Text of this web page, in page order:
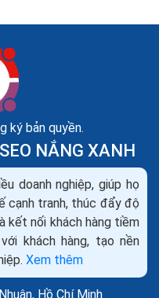
cấp dịch vụ tốt hơn,
Toronto đã chỉ ra rằng
khả...
ký bản quyền.
NẮNG XANH
doanh nghiệp, giúp họ
cạnh tranh, thúc đẩy độ
kết nối khách hàng tiềm
khách hàng, tạo nền
Xem thêm
Hồ Chí Minh